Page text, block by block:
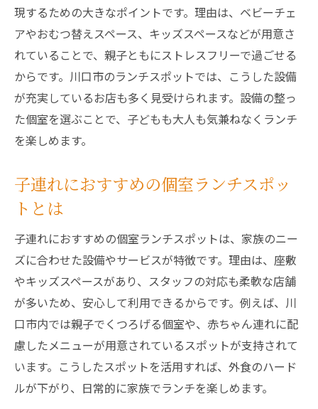
現するための大きなポイントです。理由は、ベビーチェ
アやおむつ替えスペース、キッズスペースなどが用意さ
れていることで、親子ともにストレスフリーで過ごせる
からです。川口市のランチスポットでは、こうした設備
が充実しているお店も多く見受けられます。設備の整っ
た個室を選ぶことで、子どもも大人も気兼ねなくランチ
を楽しめます。
子連れにおすすめの個室ランチスポッ
トとは
子連れにおすすめの個室ランチスポットは、家族のニー
ズに合わせた設備やサービスが特徴です。理由は、座敷
やキッズスペースがあり、スタッフの対応も柔軟な店舗
が多いため、安心して利用できるからです。例えば、川
口市内では親子でくつろげる個室や、赤ちゃん連れに配
慮したメニューが用意されているスポットが支持されて
います。こうしたスポットを活用すれば、外食のハード
ルが下がり、日常的に家族でランチを楽しめます。